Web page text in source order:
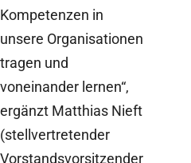
Kompetenzen in
unsere Organisationen
tragen und
voneinander lernen“,
ergänzt Matthias Nieft
(stellvertretender
Vorstandsvorsitzender